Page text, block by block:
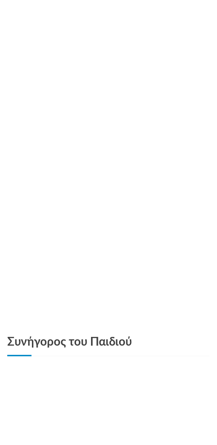
Συνήγορος του Παιδιού